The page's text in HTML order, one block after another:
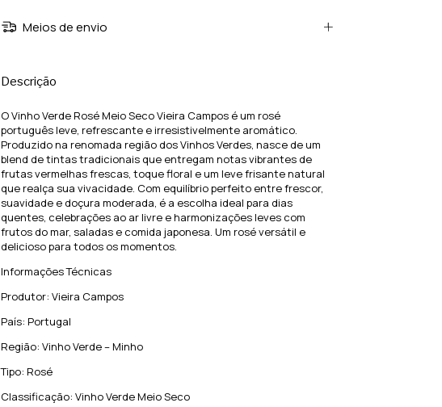
Meios de envio
Descrição
O Vinho Verde Rosé Meio Seco Vieira Campos é um rosé
português leve, refrescante e irresistivelmente aromático.
Produzido na renomada região dos Vinhos Verdes, nasce de um
blend de tintas tradicionais que entregam notas vibrantes de
frutas vermelhas frescas, toque floral e um leve frisante natural
que realça sua vivacidade. Com equilíbrio perfeito entre frescor,
suavidade e doçura moderada, é a escolha ideal para dias
quentes, celebrações ao ar livre e harmonizações leves com
frutos do mar, saladas e comida japonesa. Um rosé versátil e
delicioso para todos os momentos.
Informações Técnicas
Produtor: Vieira Campos
País: Portugal
Região: Vinho Verde – Minho
Tipo: Rosé
Classificação: Vinho Verde Meio Seco